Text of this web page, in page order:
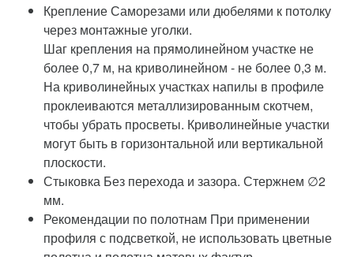
Крепление Саморезами или дюбелями к потолку
через монтажные уголки.
Шаг крепления на прямолинейном участке не
более 0,7 м, на криволинейном - не более 0,3 м.
На криволинейных участках напилы в профиле
проклеиваются металлизированным скотчем,
чтобы убрать просветы. Криволинейные участки
могут быть в горизонтальной или вертикальной
плоскости.
Стыковка Без перехода и зазора. Стержнем ∅2
мм.
Рекомендации по полотнам При применении
профиля с подсветкой, не использовать цветные